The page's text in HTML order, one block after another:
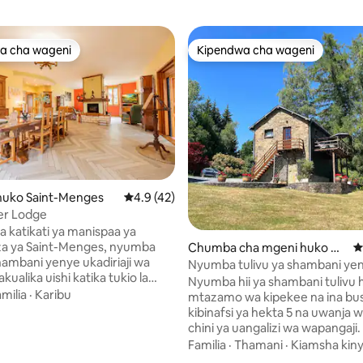
kati ya 5, tathmini 231
cha wageni
cha wageni
Saint-Menges Ukadiriaji wa wastani wa 4.9 kati ya 5,
4.9 (42)
Lodge
katikati ya manispaa ya
ya Saint-Menges, nyumba
yenye ukadiriaji wa
uishi katika tukio la
mazingira ya kupendeza.
· Karibu
Kipendwa cha wageni
Kipendwa cha wageni
Chumba cha mgeni huko He
rbeumont
Nyumba tulivu ya shambani
mandhari nzuri ya msitu
Nyumba hii ya shambani tulivu
mtazamo wa kipekee na ina
kibinafsi ya hekta 5 na uwanja
chini ya uangalizi wa
unaanzia chini ya bustani.
Familia · Thamani · Kiamsha